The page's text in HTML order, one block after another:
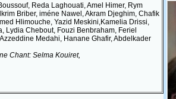
Reda Laghouati, Amel Himer, Rym
Briber, iméne Nawel, Akram Djeghim, Chafik
Hlimouche, Yazid Meskini,Kamelia Drissi,
Lydia Chebout, Fouzi Benbraham, Feriel
Medahi, Hanane Ghafir, Abdelkader
Chant: Selma Kouiret,